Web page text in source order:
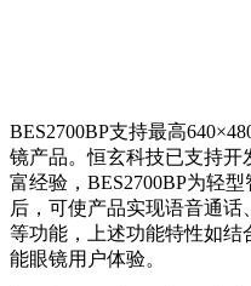
BES2700BP支持最高
镜产品。恒玄科技已支持
富经验，BES2700BP为轻
后，可使产品实现语音通
等功能，上述功能特性如结
能眼镜用户体验。